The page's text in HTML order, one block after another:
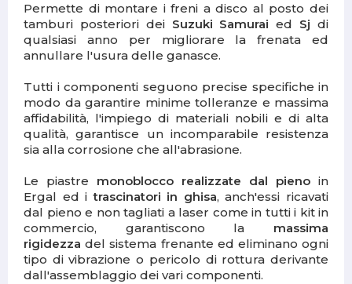
Permette di montare i freni a disco al posto dei
tamburi posteriori dei Suzuki Samurai ed Sj di
qualsiasi anno per migliorare la frenata ed
annullare l'usura delle ganasce.
Tutti i componenti seguono precise specifiche in
modo da garantire minime tolleranze e massima
affidabilità, l'impiego di materiali nobili e di alta
qualità, garantisce un incomparabile resistenza
sia alla corrosione che all'abrasione.
Le piastre monoblocco realizzate dal pieno in
Ergal ed itrascinatori in ghisa, anch'essi ricavati
dal pieno e non tagliati a laser come in tutti i kit in
commercio, garantiscono la massima
rigidezzadel sistema frenante ed eliminano ogni
tipo di vibrazione o pericolo di rottura derivante
dall'assemblaggio dei vari componenti.